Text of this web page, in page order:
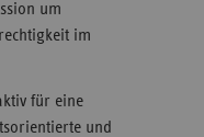
um
im
für eine
und